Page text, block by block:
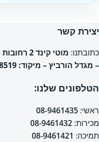
יצירת קשר
כתובתנו:
מוטי קינד
– מגדל הורביץ – מיקוד: 7638519
הטלפונים שלנו:
ראשי: 08-9461435
מכירות: 08-9461432
תמיכה: 08-9461421